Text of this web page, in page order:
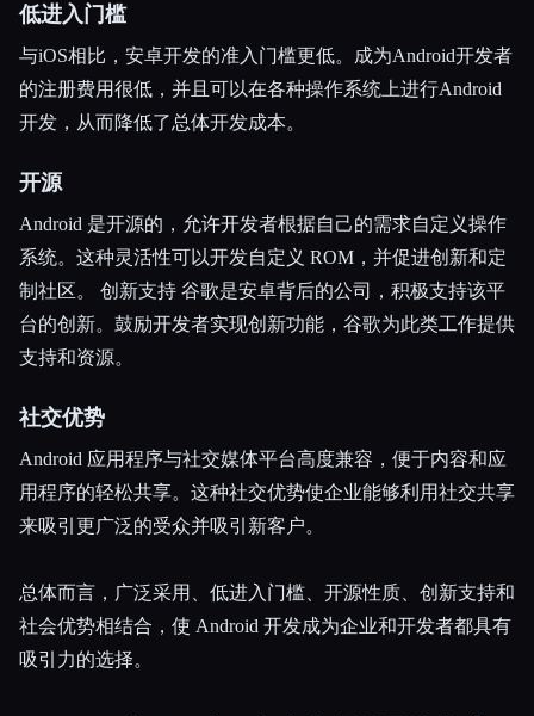
低进入门槛
与iOS相比，安卓开发的准入门槛更低。成为Android开发者
的注册费用很低，并且可以在各种操作系统上进行Android
开发，从而降低了总体开发成本。
开源
Android 是开源的，允许开发者根据自己的需求自定义操作
系统。这种灵活性可以开发自定义 ROM，并促进创新和定
制社区。 创新支持 谷歌是安卓背后的公司，积极支持该平
台的创新。鼓励开发者实现创新功能，谷歌为此类工作提供
支持和资源。
社交优势
Android 应用程序与社交媒体平台高度兼容，便于内容和应
用程序的轻松共享。这种社交优势使企业能够利用社交共享
来吸引更广泛的受众并吸引新客户。
总体而言，广泛采用、低进入门槛、开源性质、创新支持和
社会优势相结合，使 Android 开发成为企业和开发者都具有
吸引力的选择。